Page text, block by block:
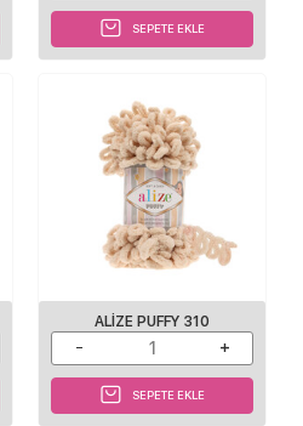
SEPETE EKLE
ALIZE PUFFY 310
SEPETE EKLE